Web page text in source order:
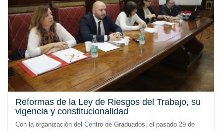
Reformas de la Ley de Riesgos del Trabajo, su
vigencia y constitucionalidad
Con la organización del Centro de Graduados, el pasado 29 de